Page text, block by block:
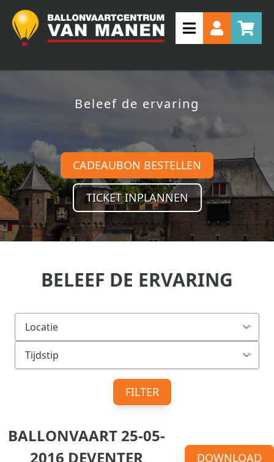
Beleef de ervaring
CADEAUBON BESTELLEN
TICKET INPLANNEN
BELEEF DE ERVARING
FILTER
BALLONVAART 25-05-
2016 DEVENTER
DOWNLOAD